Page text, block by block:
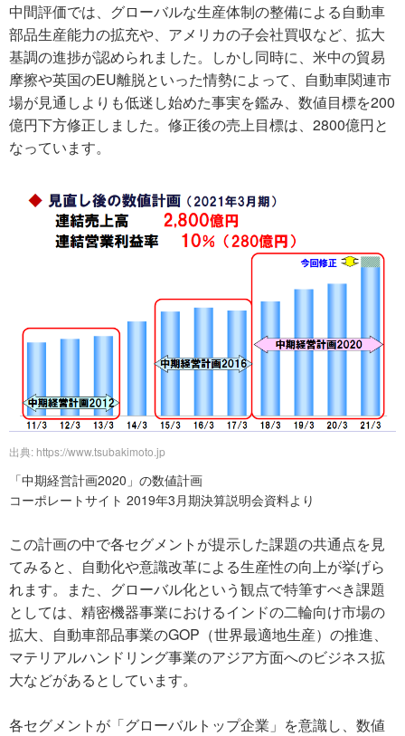
中間評価では、グローバルな生産体制の整備による自動車
部品生産能力の拡充や、アメリカの子会社買収など、拡大
基調の進捗が認められました。しかし同時に、米中の貿易
摩擦や英国のEU離脱といった情勢によって、自動車関連市
場が見通しよりも低迷し始めた事実を鑑み、数値目標を200
億円下方修正しました。修正後の売上目標は、2800億円と
なっています。
出典: https://www.tsubakimoto.jp
「中期経営計画2020」の数値計画
コーポレートサイト 2019年3月期決算説明会資料より
この計画の中で各セグメントが提示した課題の共通点を見
てみると、自動化や意識改革による生産性の向上が挙げら
れます。また、グローバル化という観点で特筆すべき課題
としては、精密機器事業におけるインドの二輪向け市場の
拡大、自動車部品事業のGOP（世界最適地生産）の推進、
マテリアルハンドリング事業のアジア方面へのビジネス拡
大などがあるとしています。
各セグメントが「グローバルトップ企業」を意識し、数値